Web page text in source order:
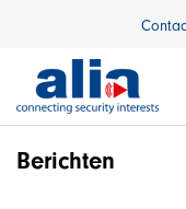
Berichten